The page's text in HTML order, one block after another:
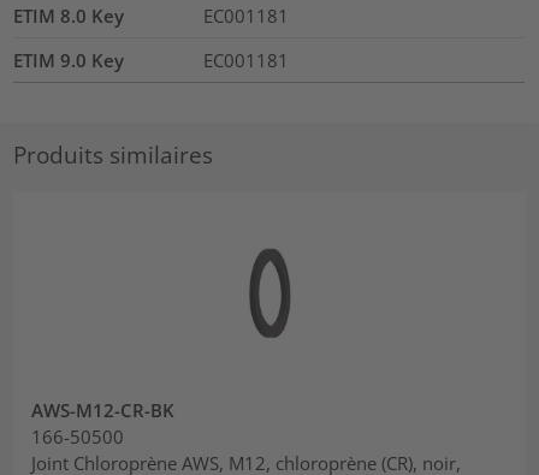
ETIM 8.0 Key
EC001181
ETIM 9.0 Key
EC001181
Produits similaires
AWS-M12-CR-BK
166-50500
Joint Chloroprène AWS, M12, chloroprène (CR), noir,